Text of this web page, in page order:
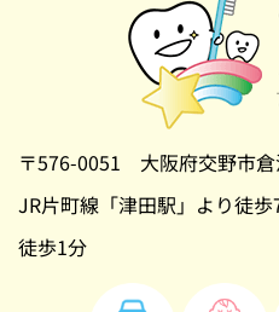
〒576-0051 大阪府交野市倉
JR片町線「津田駅」より徒
徒歩1分